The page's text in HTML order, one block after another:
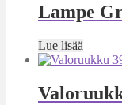
Lampe
Lue lisää